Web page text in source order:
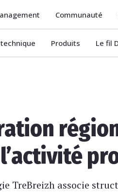
Communauté
Produits Le fil
TreBreizh associe